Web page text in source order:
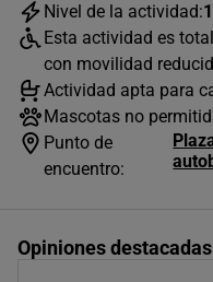
AGOSTO
L
M X J
3
4 6
Nivel de la actividad:
Esta actividad es
con movilidad
Actividad apta para
Mascotas no
Punto de
encuentro:
Opiniones destacadas